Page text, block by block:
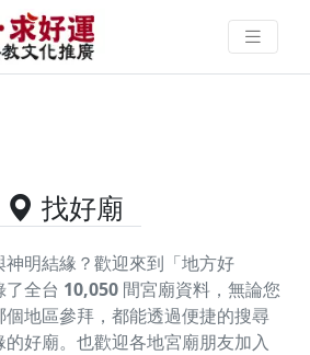
鄉供奉月老星君的好
廟求好運 找到與您有
找好廟
明結緣？歡迎來到「地方好
了全台 10,050 間宮廟資料，無論您
地區參拜，都能透過便捷的搜尋
好廟。 也歡迎各地宮廟朋友加入